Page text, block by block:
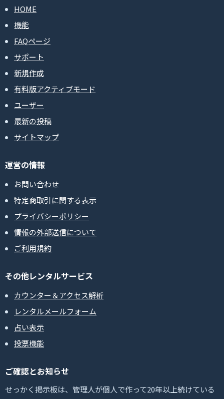
HOME
機能
FAQページ
サポート
新規作成
有料版アクティブモード
ユーザー
最新の投稿
サイトマップ
運営の情報
お問い合わせ
特定商取引に関する表示
プライバシーポリシー
情報の外部送信について
ご利用規約
その他レンタルサービス
カウンター＆アクセス解析
レンタルメールフォーム
占い表示
投票機能
ご確認とお知らせ
せっかく掲示板は、管理人が個人で作って20年以上続けている